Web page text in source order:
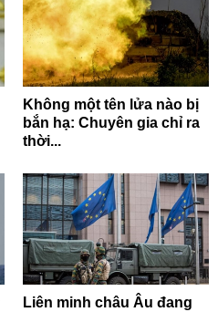
Không một tên lửa nào bị
bắn hạ: Chuyên gia chỉ ra
thời...
Liên minh châu Âu đang